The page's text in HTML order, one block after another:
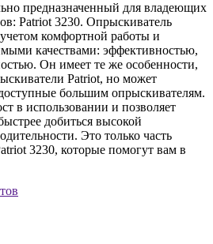
предназначенный для владеющих
Patriot 3230. Опрыскиватель
комфортной работы и
качествами: эффективностью,
Он имеет те же особенности,
Patriot, но может
большим опрыскивателям.
в использовании и позволяет
добиться высокой
Это только часть
3230, которые помогут вам в